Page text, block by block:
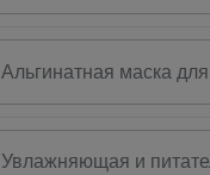
Альгинатная маска
Увлажняющая и